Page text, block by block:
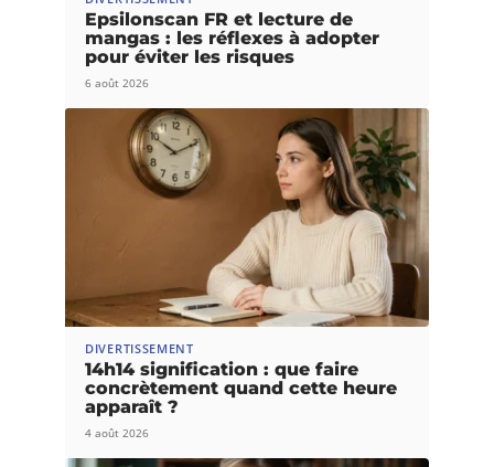
Epsilonscan FR et lecture de
mangas : les réflexes à adopter
pour éviter les risques
6 août 2026
DIVERTISSEMENT
14h14 signification : que faire
concrètement quand cette heure
apparaît ?
4 août 2026